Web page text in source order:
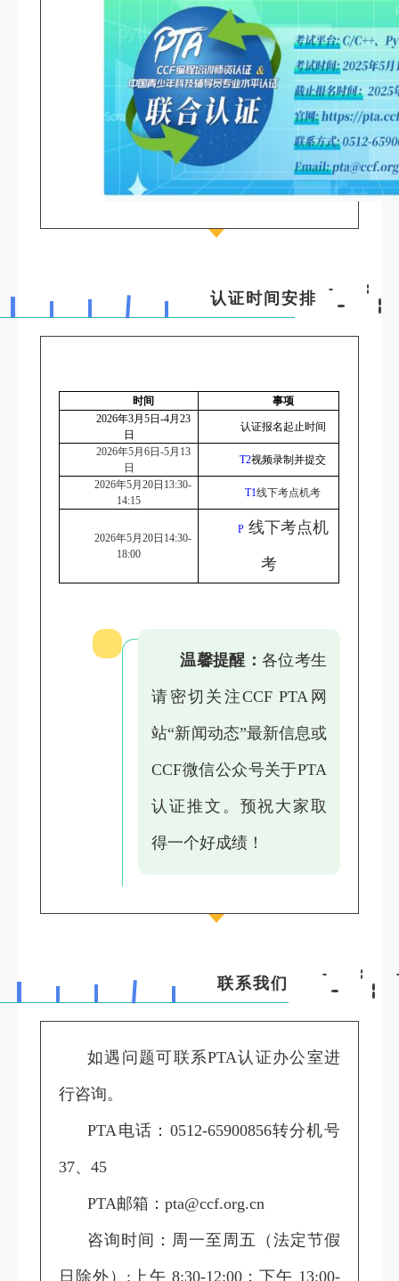
认证时间安排
时间
事项
2026年3月5日-4月23
日
认证报名起止时间
2026年5月6日-5月13
日
T2视频录制并提交
2026年5月20日13:30-
14:15
T1线下考点机考
2026年5月20日14:30-
18:00
P 线下考点机
考
温馨提醒： 各位考生
请密切关注CCF PTA网
站“新闻动态”最新信息或
CCF微信公众号关于PTA
认证推文。预祝大家取
得一个好成绩！
联系我们
如遇问题可联系PTA认证办公室进
行咨询。
PTA电话：0512-65900856转分机号
37、45
PTA邮箱：pta@ccf.org.cn
咨询时间：周一至周五（法定节假
日除外）:上午 8:30-12:00；下午 13:00-